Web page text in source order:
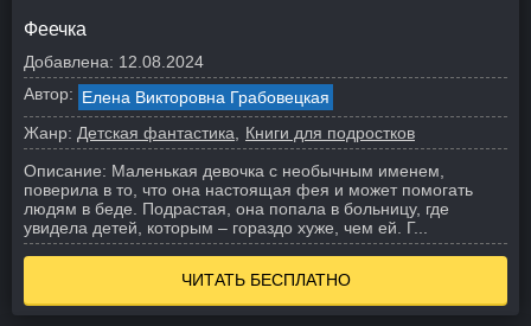
Феечка
Добавлена: 12.08.2024
Автор: Елена Викторовна Грабовецкая
Жанр: Детская фантастика
Книги для подростков
Описание: Маленькая девочка с необычным именем,
поверила в то, что она настоящая фея и может помогать
людям в беде. Подрастая, она попала в больницу, где
увидела детей, которым – гораздо хуже, чем ей. Г...
ЧИТАТЬ БЕСПЛАТНО